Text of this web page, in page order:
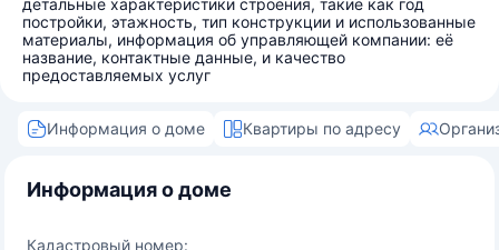
детальные характеристики строения, такие как год
постройки, этажность, тип конструкции и использованные
материалы, информация об управляющей компании: её
название, контактные данные, и качество
предоставляемых услуг
Информация о доме Квартиры по адресу
Информация о доме
Кадастровый номер: